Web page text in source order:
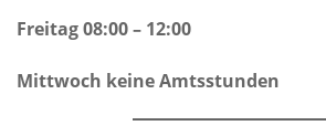
Freitag 08:00 – 12:00
Mittwoch keine Amtsstunden